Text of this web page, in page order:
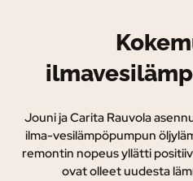
Jouni ja Carita Rauvola
ilma-vesilämpöpumpun
remontin nopeus yllätti
ovat olleet uudesta